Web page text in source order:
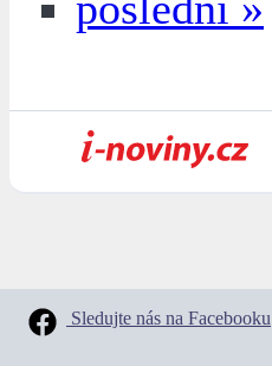
Sledujte nás na Facebooku